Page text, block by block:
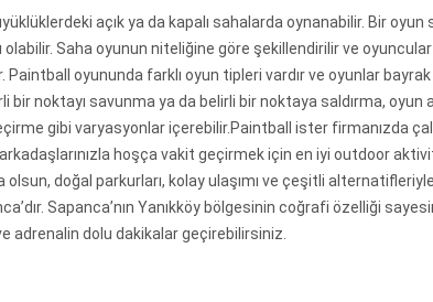
açık ya da kapalı sahalarda oynanabilir. Bir oyun
olabilir. Saha oyunun niteliğine göre şekillendirilir ve
Paintball oyununda farklı oyun tipleri vardır ve oyunlar
bir noktayı savunma ya da belirli bir noktaya saldırma, oyun
gibi varyasyonlar içerebilir.Paintball ister firmanızda
hoşça vakit geçirmek için en iyi outdoor
olsun, doğal parkurları, kolay ulaşımı ve çeşitli
Sapanca’nın Yanıkköy bölgesinin coğrafi özelliği
adrenalin dolu dakikalar geçirebilirsiniz.